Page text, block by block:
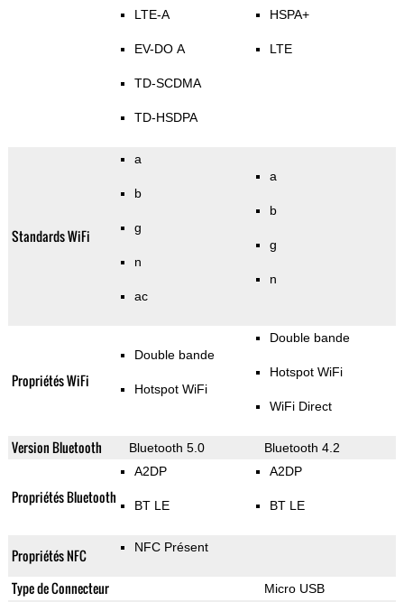
LTE-A
EV-DO A
TD-SCDMA
TD-HSDPA
HSPA+
LTE
Standards WiFi
a
b
g
n
ac
a
b
g
n
Propriétés WiFi
Double bande
Hotspot WiFi
Double bande
Hotspot WiFi
WiFi Direct
Version Bluetooth Bluetooth 5.0 Bluetooth 4.2
Propriétés Bluetooth
A2DP
BT LE
A2DP
BT LE
Propriétés NFC NFC Présent
Type de Connecteur Micro USB